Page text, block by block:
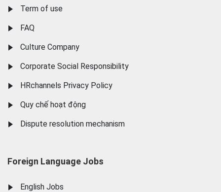
Term of use
FAQ
Culture Company
Corporate Social Responsibility
HRchannels Privacy Policy
Quy chế hoạt động
Dispute resolution mechanism
Foreign Language Jobs
English Jobs